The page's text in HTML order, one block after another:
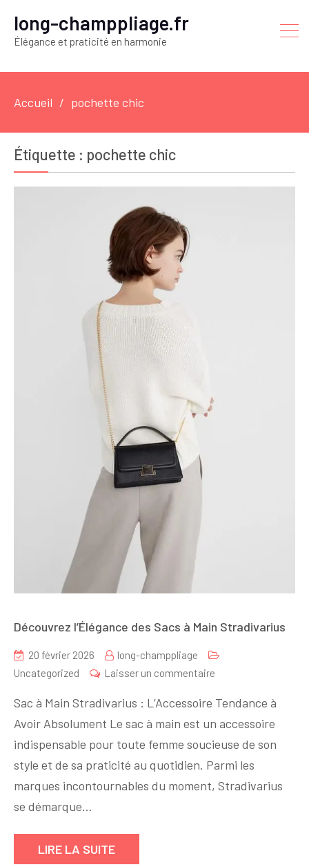
long-champpliage.fr
Élégance et praticité en harmonie
Accueil pochette chic
Étiquette : pochette chic
Découvrez l’Élégance des Sacs à Main Stradivarius
20 février 2026
long-champpliage
Uncategorized
Laisser un commentaire
l’Élégance
des
Sacs
à
Main
Sac à Main Stradivarius : L’Accessoire Tendance à
Avoir Absolument Le sac à main est un accessoire
indispensable pour toute femme soucieuse de son
style et de sa praticité au quotidien. Parmi les
marques incontournables du moment, Stradivarius
se démarque…
LIRE LA SUITE